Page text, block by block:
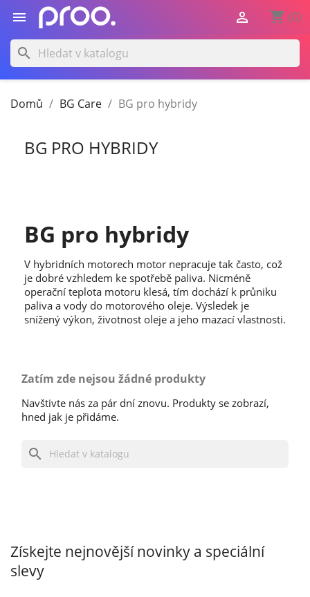
 shopping_cart (0)

search
Domů BG Care BG pro hybridy
BG PRO HYBRIDY
BG pro hybridy
V hybridních motorech motor nepracuje tak často, což
je dobré vzhledem ke spotřebě paliva. Nicméně
operační teplota motoru klesá, tím dochází k průniku
paliva a vody do motorového oleje. Výsledek je
snížený výkon, životnost oleje a jeho mazací vlastnosti.
Zatím zde nejsou žádné produkty
Navštivte nás za pár dní znovu. Produkty se zobrazí,
hned jak je přidáme.
search
Získejte nejnovější novinky a speciální
slevy